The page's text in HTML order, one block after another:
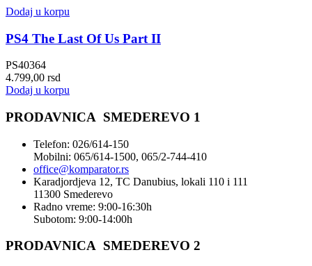
Dodaj u korpu
PS4 The Last Of Us Part II
PS40364
4.799,00 rsd
Dodaj u korpu
PRODAVNICA SMEDEREVO 1
Telefon: 026/614-150
Mobilni: 065/614-1500, 065/2-744-410
office@komparator.rs
Karadjordjeva 12, TC Danubius, lokali 110 i 111
11300 Smederevo
Radno vreme: 9:00-16:30h
Subotom: 9:00-14:00h
PRODAVNICA SMEDEREVO 2